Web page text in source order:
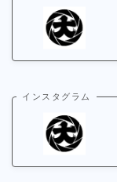
インスタグラム